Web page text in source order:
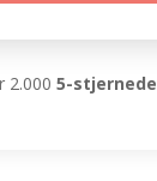
2.0005-stjernede